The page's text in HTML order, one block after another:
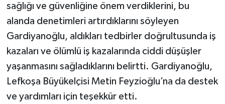
sağlığı ve güvenliğine önem verdiklerini, bu
alanda denetimleri artırdıklarını söyleyen
Gardiyanoğlu, aldıkları tedbirler doğrultusunda iş
kazaları ve ölümlü iş kazalarında ciddi düşüşler
yaşanmasını sağladıklarını belirtti. Gardiyanoğlu,
Lefkoşa Büyükelçisi Metin Feyzioğlu’na da destek
ve yardımları için teşekkür etti.